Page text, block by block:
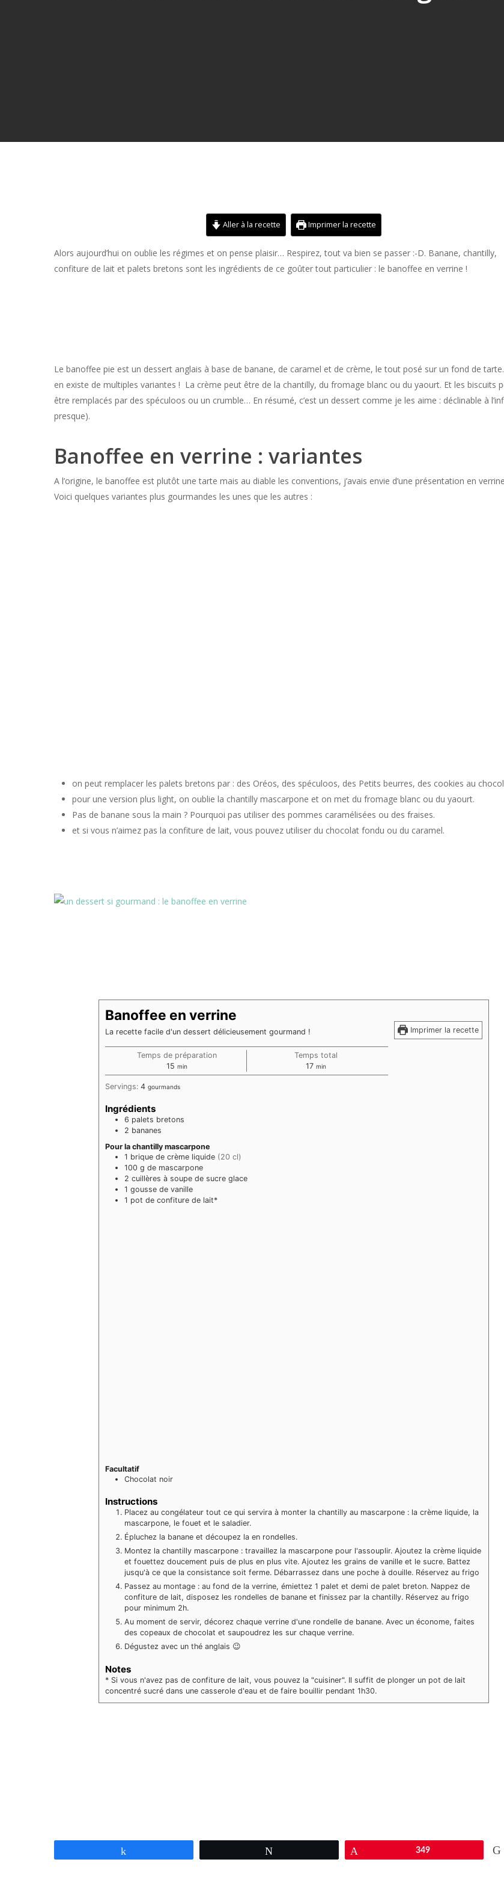
Aller à la recette Imprimer la recette
Alors aujourd’hui on oublie les régimes et on pense plaisir… Respirez, tout va bien se passer :-D. Banane, chantilly,
confiture de lait et palets bretons sont les ingrédients de ce goûter tout particulier : le banoffee en verrine !
Le banoffee pie est un dessert anglais à base de banane, de caramel et de crème, le tout posé sur un fond de
en existe de multiples variantes ! La crème peut être de la chantilly, du fromage blanc ou du yaourt. Et les biscuits
être remplacés par des spéculoos ou un crumble… En résumé, c’est un dessert comme je les aime : déclinable à
presque).
Banoffee en verrine : variantes
A l’origine, le banoffee est plutôt une tarte mais au diable les conventions, j’avais envie d’une présentation en
Voici quelques variantes plus gourmandes les unes que les autres :
on peut remplacer les palets bretons par : des Oréos, des spéculoos, des Petits beurres, des cookies au
pour une version plus light, on oublie la chantilly mascarpone et on met du fromage blanc ou du yaourt.
Pas de banane sous la main ? Pourquoi pas utiliser des pommes caramélisées ou des fraises.
et si vous n’aimez pas la confiture de lait, vous pouvez utiliser du chocolat fondu ou du caramel.
Imprimer la recette
Banoffee en verrine
La recette facile d'un dessert délicieusement gourmand !
Temps de préparation
15 minutes
min
Temps total
17minutes
min
Servings: 4 gourmands
Ingrédients
6 palets bretons
2 bananes
Pour la chantilly mascarpone
1 brique de crème liquide (20 cl)
100 g de mascarpone
2 cuillères à soupe de sucre glace
1 gousse de vanille
1 pot de confiture de lait*
Facultatif
Chocolat noir
Instructions
Placez au congélateur tout ce qui servira à monter la chantilly au mascarpone : la crème liquide, la
mascarpone, le fouet et le saladier.
Épluchez la banane et découpez la en rondelles.
Montez la chantilly mascarpone : travaillez la mascarpone pour l'assouplir. Ajoutez la crème liquide
et fouettez doucement puis de plus en plus vite. Ajoutez les grains de vanille et le sucre. Battez
jusqu'à ce que la consistance soit ferme. Débarrassez dans une poche à douille. Réservez au frigo
Passez au montage : au fond de la verrine, émiettez 1 palet et demi de palet breton. Nappez de
confiture de lait, disposez les rondelles de banane et finissez par la chantilly. Réservez au frigo
pour minimum 2h.
Au moment de servir, décorez chaque verrine d'une rondelle de banane. Avec un économe, faites
des copeaux de chocolat et saupoudrez les sur chaque verrine.
Dégustez avec un thé anglais 😉
Notes
* Si vous n'avez pas de confiture de lait, vous pouvez la "cuisiner". Il suffit de plonger un pot de lait
concentré sucré dans une casserole d'eau et de faire bouillir pendant 1h30.
349